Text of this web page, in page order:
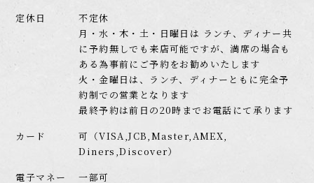
定休日
不定休
月・水・木・土・日曜日は ランチ、ディナー共
に予約無しでも来店可能ですが、満席の場合も
ある為事前にご予約をお勧めいたします
火・金曜日は、ランチ、ディナーともに完全予
約制での営業となります
最終予約は前日の20時までお電話にて承ります
カード
可（VISA,JCB,Master,AMEX,
Diners,Discover）
電子マネー
一部可